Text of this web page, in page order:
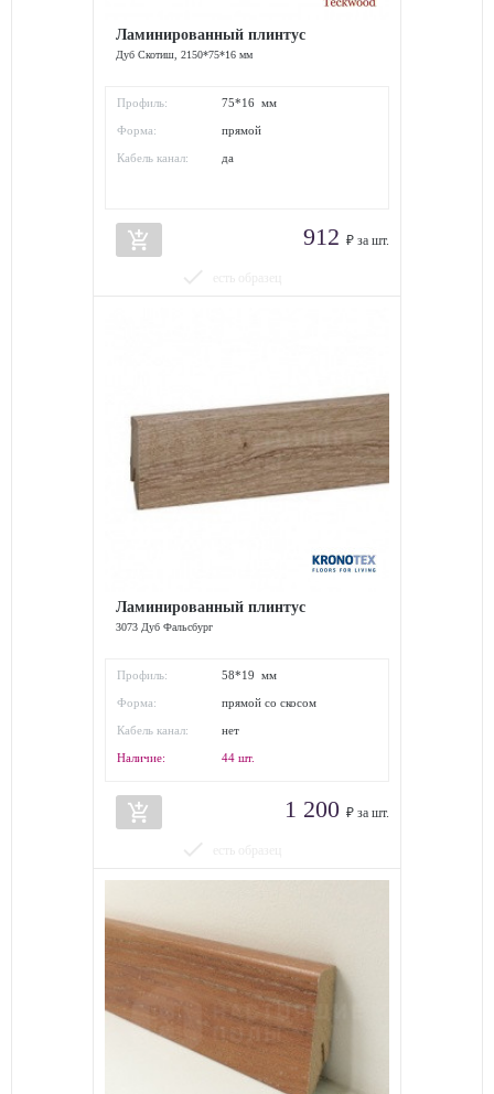
Ламинированный плинтус
Дуб Скотиш, 2150*75*16 мм
Профиль: 75*16 мм
Форма: прямой
Кабель канал: да
add_shopping_cart 912 ₽ за шт.
Ламинированный плинтус
3073 Дуб Фальсбург
Профиль: 58*19 мм
Форма: прямой со скосом
Кабель канал: нет
Наличие: 44 шт.
add_shopping_cart 1 200 ₽ за шт.